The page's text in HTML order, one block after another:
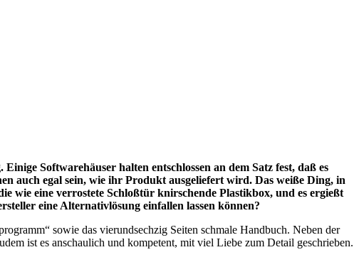
Softwarehäuser halten entschlossen an dem Satz fest, daß es
auch egal sein, wie ihr Produkt ausgeliefert wird. Das weiße Ding, in
wie eine verrostete Schloßtür knirschende Plastikbox, und es ergießt
eine Alternativlösung einfallen lassen können?
sowie das vierundsechzig Seiten schmale Handbuch. Neben der
ist es anschaulich und kompetent, mit viel Liebe zum Detail geschrieben.